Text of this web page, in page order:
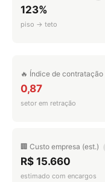
123%
piso → teto
🔥 Índice de contratação
0,87
setor em retração
🏢 Custo empresa (est.)
R$ 15.660
estimado com encargos